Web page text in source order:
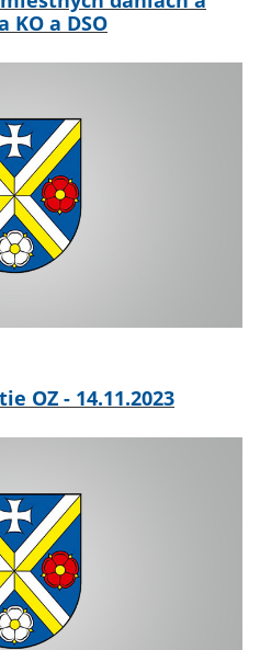
a DSO
OZ - 14.11.2023